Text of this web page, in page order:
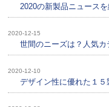
2020の新製品ニュース
2020-12-15
世間のニーズは？人気
2020-12-10
デザイン性に優れた１５